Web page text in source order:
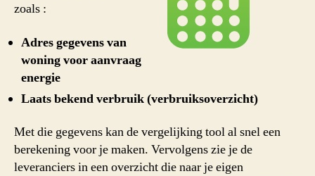
zoals :
Adres gegevens van
woning voor aanvraag
energie
Laats bekend verbruik (verbruiksoverzicht)
Met die gegevens kan de vergelijking tool al snel een
berekening voor je maken. Vervolgens zie je de
leveranciers in een overzicht die naar je eigen